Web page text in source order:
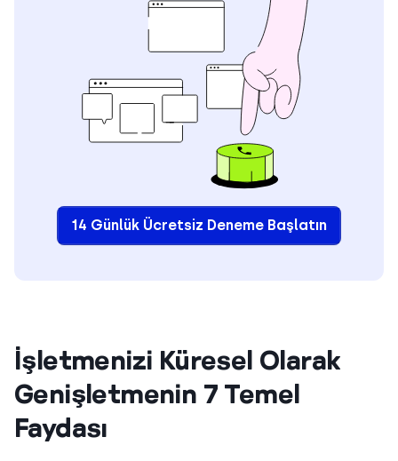
14 Günlük Ücretsiz Deneme Başlatın
İşletmenizi Küresel Olarak
Genişletmenin 7 Temel
Faydası